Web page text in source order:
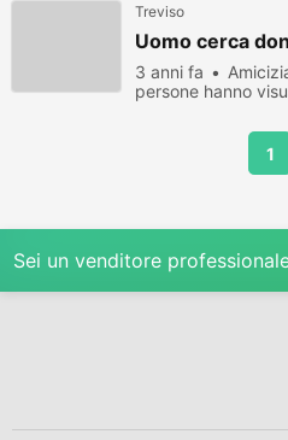
Treviso
Uomo cerca
3 anni fa
persone hanno
1
Sei un venditore